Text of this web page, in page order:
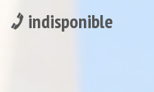
indisponible